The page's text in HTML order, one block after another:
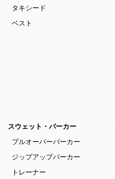
タキシード
ベスト
スウェット・パーカー
プルオーバーパーカー
ジップアップパーカー
トレーナー